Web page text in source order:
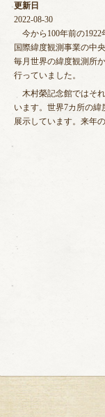
更新日
2022-08-30
今から100年前の
国際緯度観測事業の中
毎月世界の緯度観測所
行っていました。
木村榮記念館ではそ
います。世界7カ所の
展示しています。来年